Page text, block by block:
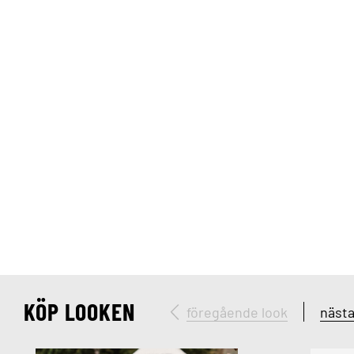
KÖP LOOKEN föregående look